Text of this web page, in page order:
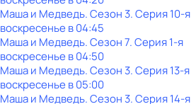
Маша и Медведь. Сезон 3. Серия 10-я
воскресенье в04:45
Маша и Медведь. Сезон 7. Серия 1-я
воскресенье в04:50
Маша и Медведь. Сезон 3. Серия 13-я
воскресенье в05:00
Маша и Медведь. Сезон 3. Серия 14-я